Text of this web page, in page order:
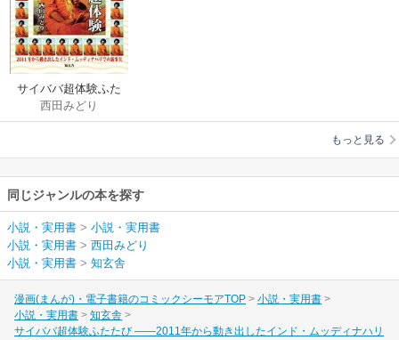
サイババ超体験ふた
たび ――2011年から
動き出したインド・
新事実
西田みどり
もっと見る
同じジャンルの本を探す
小説・実用書 > 小説・実用書
小説・実用書 > 西田みどり
小説・実用書 > 知玄舎
漫画(まんが)・電子書籍のコミックシーモアTOP
小説・実用書
小説・実用書
知玄舎
サイババ超体験ふたたび ――2011年から動き出したインド・ムッディナハリ